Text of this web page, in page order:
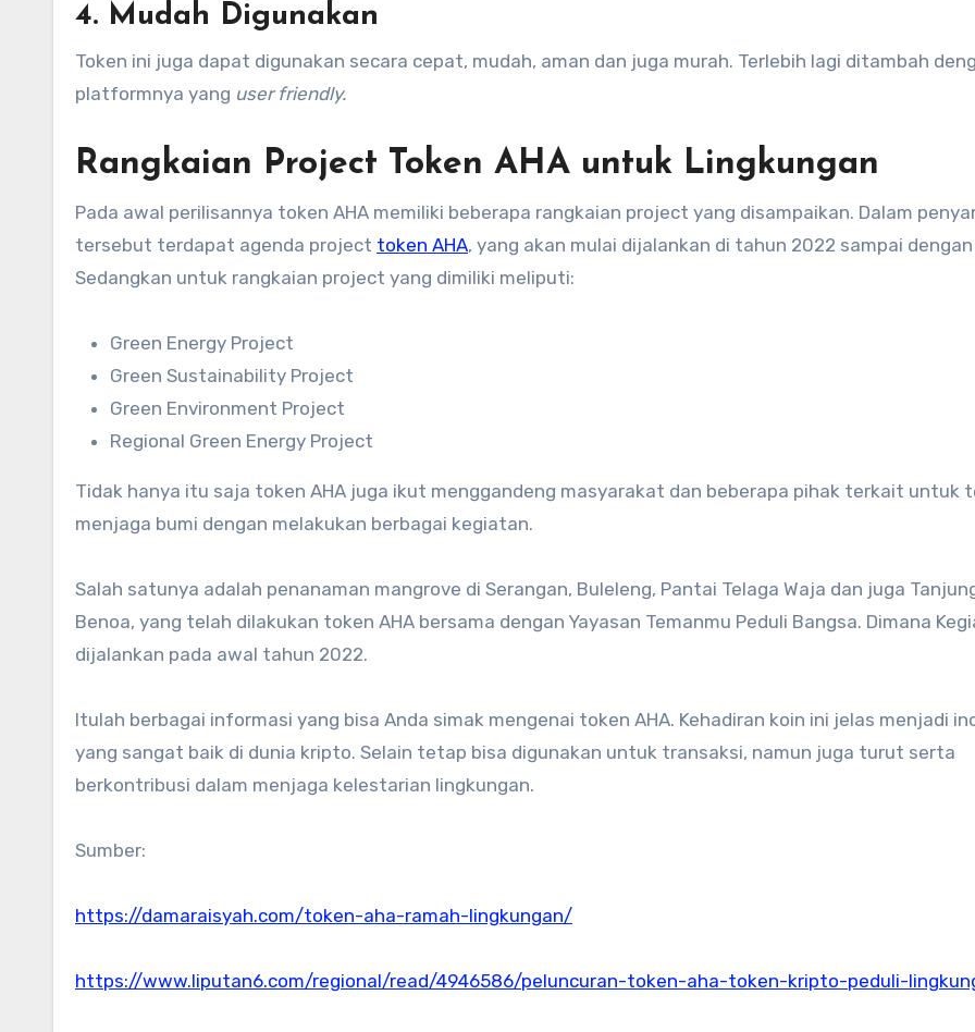
4. Mudah Digunakan
Token ini juga dapat digunakan secara cepat, mudah, aman dan juga murah. Terlebih lagi ditambah
platformnya yang user friendly.
Rangkaian Project Token AHA untuk Lingkungan
Pada awal perilisannya token AHA memiliki beberapa rangkaian project yang disampaikan. Dalam
tersebut terdapat agenda project token AHA, yang akan mulai dijalankan di tahun 2022 sampai
Sedangkan untuk rangkaian project yang dimiliki meliputi:
Green Energy Project
Green Sustainability Project
Green Environment Project
Regional Green Energy Project
Tidak hanya itu saja token AHA juga ikut menggandeng masyarakat dan beberapa pihak terkait untuk
menjaga bumi dengan melakukan berbagai kegiatan.
Salah satunya adalah penanaman mangrove di Serangan, Buleleng, Pantai Telaga Waja dan juga
Benoa, yang telah dilakukan token AHA bersama dengan Yayasan Temanmu Peduli Bangsa. Dimana
dijalankan pada awal tahun 2022.
Itulah berbagai informasi yang bisa Anda simak mengenai token AHA. Kehadiran koin ini jelas menjadi
yang sangat baik di dunia kripto. Selain tetap bisa digunakan untuk transaksi, namun juga turut serta
berkontribusi dalam menjaga kelestarian lingkungan.
Sumber:
https://damaraisyah.com/token-aha-ramah-lingkungan/
https://www.liputan6.com/regional/read/4946586/peluncuran-token-aha-token-kripto-peduli-